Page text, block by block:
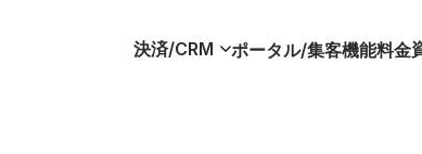
決済/CRM ポータル/集客機能料金